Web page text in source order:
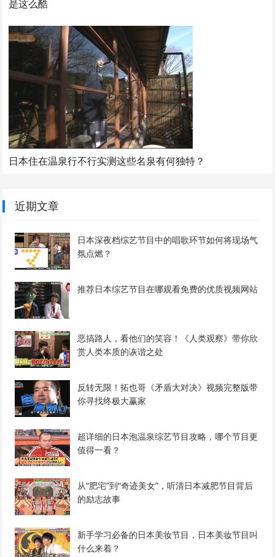
是这么酷
日本住在温泉行不行实测这些名泉有何独特？
近期文章
日本深夜档综艺节目中的唱歌环节如何将现场气
氛点燃？
推荐日本综艺节目在哪观看免费的优质视频网站
恶搞路人，看他们的笑容！《人类观察》带你欣
赏人类本质的诙谐之处
反转无限！拓也哥《矛盾大对决》视频完整版带
你寻找终极大赢家
超详细的日本泡温泉综艺节目攻略，哪个节目更
值得一看？
从“肥宅”到“奇迹美女”，听清日本减肥节目背后
的励志故事
新手学习必备的日本美妆节目，日本美妆节目叫
什么来着？